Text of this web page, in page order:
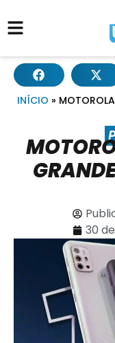
INÍCIO »
30